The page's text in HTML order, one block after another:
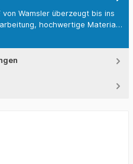
Wamsler überzeugt bis ins
hochwertige Materia…